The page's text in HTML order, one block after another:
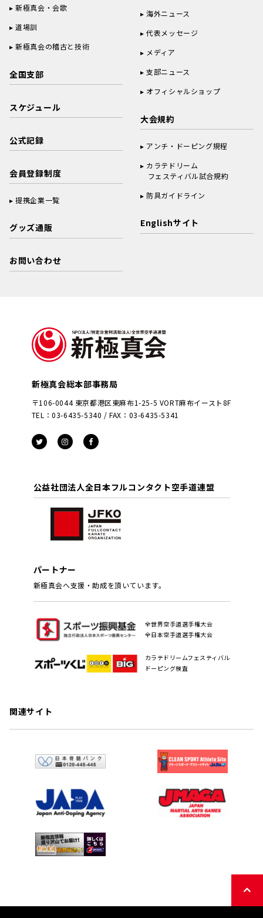
新極真会・会歌
道場訓
新極真会の稽古と技術
全国支部
スケジュール
公式記録
会員登録制度
提携企業一覧
グッズ通販
お問い合わせ
海外ニュース
代表メッセージ
メディア
支部ニュース
オフィシャルショップ
大会規約
アンチ・ドーピング規程
カラテドリーム
フェスティバル試合規約
防具ガイドライン
Englishサイト
新極真会総本部事務局
〒106-0044 東京都港区東麻布1-25-5 VORT麻布イースト8F
TEL：03-6435-5340 / FAX：03-6435-5341
公益社団法人全日本フルコンタクト空手道連盟
パートナー
新極真会へ支援・助成を頂いています。
全世界空手道選手権大会
全日本空手道選手権大会
カラテドリームフェスティバル
ドーピング検査
関連サイト